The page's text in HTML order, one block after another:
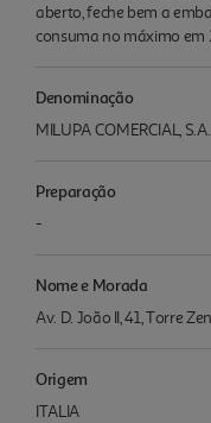
aberto, feche bem a
consuma no máximo em
Denominação
MILUPA COMERCIAL, S.A.
Preparação
-
Nome e Morada
Av. D. João II, 41, Torre
Origem
ITALIA